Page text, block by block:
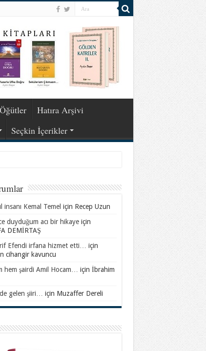
Hatıra Arşivi
Seçkin İçerikler
insanı Kemal Temel için Recep Uzun
duyduğum acı bir hikayeiçin
DEMİRTAŞ
Efendi irfana hizmet etti…
için
cihangir kavuncu
hem şairdi Amil Hocam…
için İbrahim
gelen şiiri…
için Muzaffer Dereli